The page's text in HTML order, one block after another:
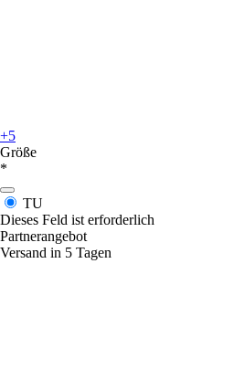
+5
Größe
*
TU
Dieses Feld ist erforderlich
Partnerangebot
Versand in 5 Tagen